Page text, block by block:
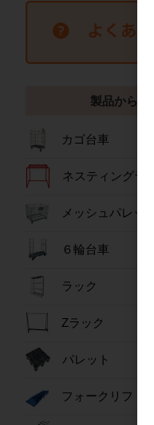
製品から探
カゴ台車
ネスティングラッ
メッシュパレット
６輪台車
ラック
Zラック
パレット
フォークリフト